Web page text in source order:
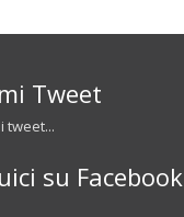
Tweet
tweet...
su Facebook